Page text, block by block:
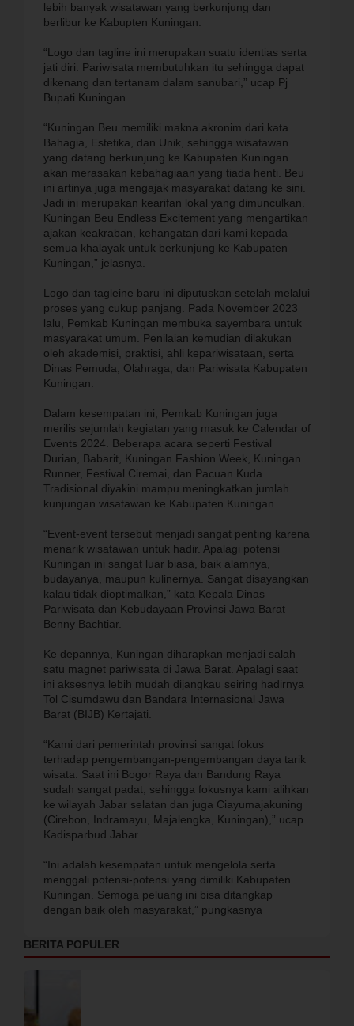
lebih banyak wisatawan yang berkunjung dan
berlibur ke Kabupten Kuningan.
“Logo dan tagline ini merupakan suatu identias serta
jati diri. Pariwisata membutuhkan itu sehingga dapat
dikenang dan tertanam dalam sanubari,” ucap Pj
Bupati Kuningan.
“Kuningan Beu memiliki makna akronim dari kata
Bahagia, Estetika, dan Unik, sehingga wisatawan
yang datang berkunjung ke Kabupaten Kuningan
akan merasakan kebahagiaan yang tiada henti. Beu
ini artinya juga mengajak masyarakat datang ke sini.
Jadi ini merupakan kearifan lokal yang dimunculkan.
Kuningan Beu Endless Excitement yang mengartikan
ajakan keakraban, kehangatan dari kami kepada
semua khalayak untuk berkunjung ke Kabupaten
Kuningan,” jelasnya.
Logo dan tagleine baru ini diputuskan setelah melalui
proses yang cukup panjang. Pada November 2023
lalu, Pemkab Kuningan membuka sayembara untuk
masyarakat umum. Penilaian kemudian dilakukan
oleh akademisi, praktisi, ahli kepariwisataan, serta
Dinas Pemuda, Olahraga, dan Pariwisata Kabupaten
Kuningan.
Dalam kesempatan ini, Pemkab Kuningan juga
merilis sejumlah kegiatan yang masuk ke Calendar of
Events 2024. Beberapa acara seperti Festival
Durian, Babarit, Kuningan Fashion Week, Kuningan
Runner, Festival Ciremai, dan Pacuan Kuda
Tradisional diyakini mampu meningkatkan jumlah
kunjungan wisatawan ke Kabupaten Kuningan.
“Event-event tersebut menjadi sangat penting karena
menarik wisatawan untuk hadir. Apalagi potensi
Kuningan ini sangat luar biasa, baik alamnya,
budayanya, maupun kulinernya. Sangat disayangkan
kalau tidak dioptimalkan,” kata Kepala Dinas
Pariwisata dan Kebudayaan Provinsi Jawa Barat
Benny Bachtiar.
Ke depannya, Kuningan diharapkan menjadi salah
satu magnet pariwisata di Jawa Barat. Apalagi saat
ini aksesnya lebih mudah dijangkau seiring hadirnya
Tol Cisumdawu dan Bandara Internasional Jawa
Barat (BIJB) Kertajati.
“Kami dari pemerintah provinsi sangat fokus
terhadap pengembangan-pengembangan daya tarik
wisata. Saat ini Bogor Raya dan Bandung Raya
sudah sangat padat, sehingga fokusnya kami alihkan
ke wilayah Jabar selatan dan juga Ciayumajakuning
(Cirebon, Indramayu, Majalengka, Kuningan),” ucap
Kadisparbud Jabar.
“Ini adalah kesempatan untuk mengelola serta
menggali potensi-potensi yang dimiliki Kabupaten
Kuningan. Semoga peluang ini bisa ditangkap
dengan baik oleh masyarakat,” pungkasnya
BERITA POPULER